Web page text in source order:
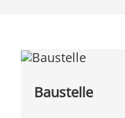
Baustelle